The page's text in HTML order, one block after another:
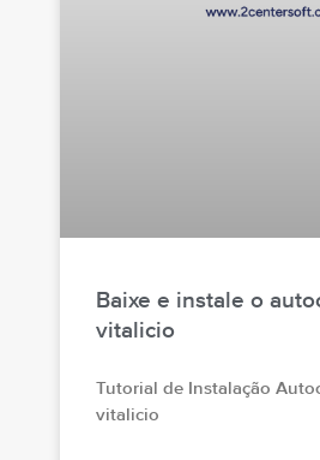
Baixe e instale o
vitalicio
Tutorial de Instalação
vitalicio